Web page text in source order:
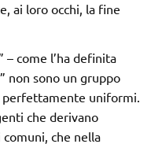
ai loro occhi, la fine
– come l’ha definita
non sono un gruppo
perfettamente uniformi.
che derivano
che nella